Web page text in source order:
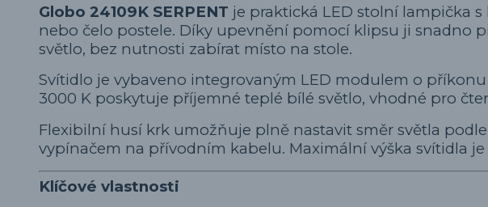
Globo 24109K SERPENT je praktická LED stolní lampička
nebo čelo postele. Díky upevnění pomocí klipsu ji snadno
světlo, bez nutnosti zabírat místo na stole.
Svítidlo je vybaveno integrovaným LED modulem o příkonu
3000 K poskytuje příjemné teplé bílé světlo, vhodné pro
Flexibilní husí krk umožňuje plně nastavit směr světla
vypínačem na přívodním kabelu. Maximální výška svítidla je
Klíčové vlastnosti